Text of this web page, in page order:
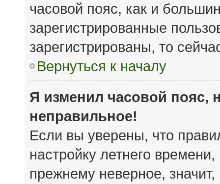
часовой пояс, как и
зарегистрированные
зарегистрированы, то
Вернуться к началу
Я изменил часовой пояс,
неправильное!
Если вы уверены, что
настройку летнего
прежнему неверное,